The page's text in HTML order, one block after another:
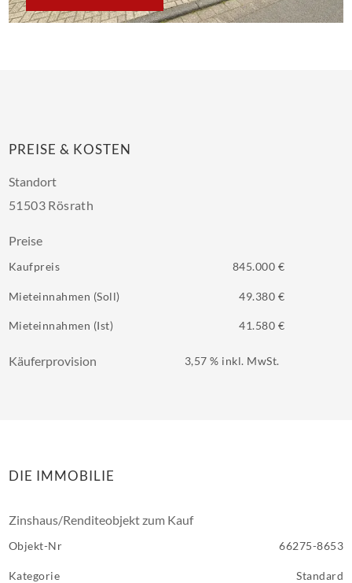
PREISE & KOSTEN
Standort
51503 Rösrath
Preise
Kaufpreis 845.000 €
Mieteinnahmen (Soll) 49.380 €
Mieteinnahmen (Ist) 41.580 €
Käuferprovision 3,57 % inkl. MwSt.
DIE IMMOBILIE
Zinshaus/Renditeobjekt zum Kauf
Objekt-Nr 66275-8653
Kategorie Standard